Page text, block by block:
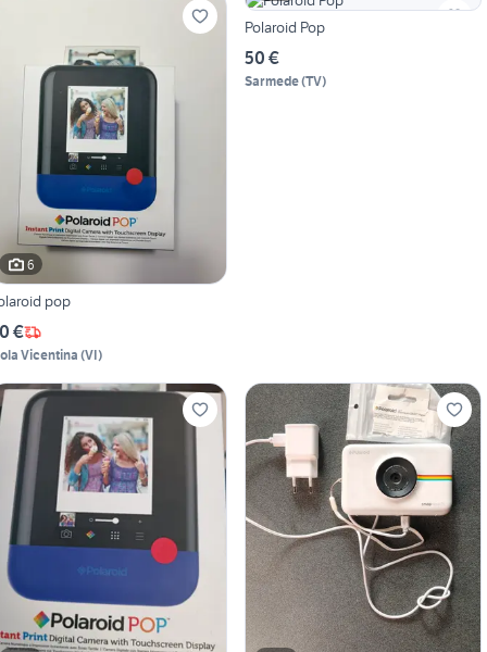
6
pop
€
Vicentina(VI)
Polaroid Pop
50 €
Sarmede(TV)